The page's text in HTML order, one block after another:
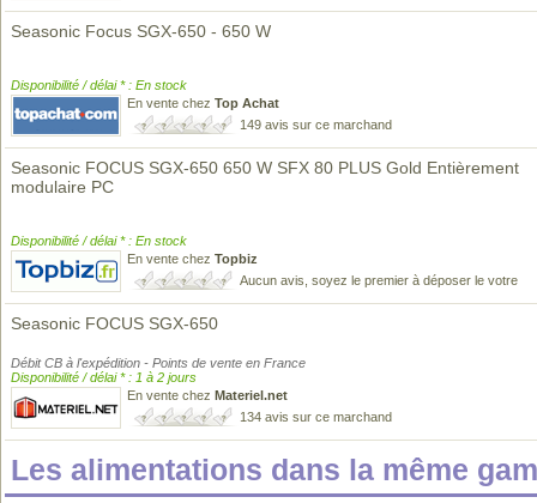
Seasonic Focus SGX-650 - 650 W
Disponibilité / délai * : En stock
En vente chez Top Achat
149 avis sur ce marchand
Seasonic FOCUS SGX-650 650 W SFX 80 PLUS Gold Entièrement
modulaire PC
Disponibilité / délai * : En stock
En vente chez Topbiz
Aucun avis, soyez le premier à déposer le votre
Seasonic FOCUS SGX-650
Débit CB à l'expédition - Points de vente en France
Disponibilité / délai * : 1 à 2 jours
En vente chez Materiel.net
134 avis sur ce marchand
Les alimentations dans la même